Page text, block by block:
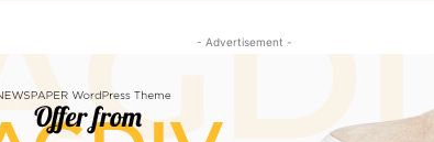
- Advertisement -